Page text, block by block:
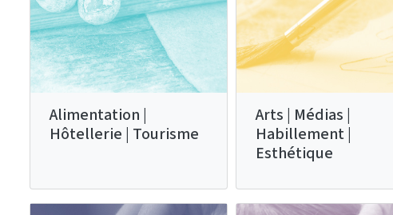
Alimentation |
Hôtellerie | Tourisme
Arts | Médias |
Habillement |
Esthétique